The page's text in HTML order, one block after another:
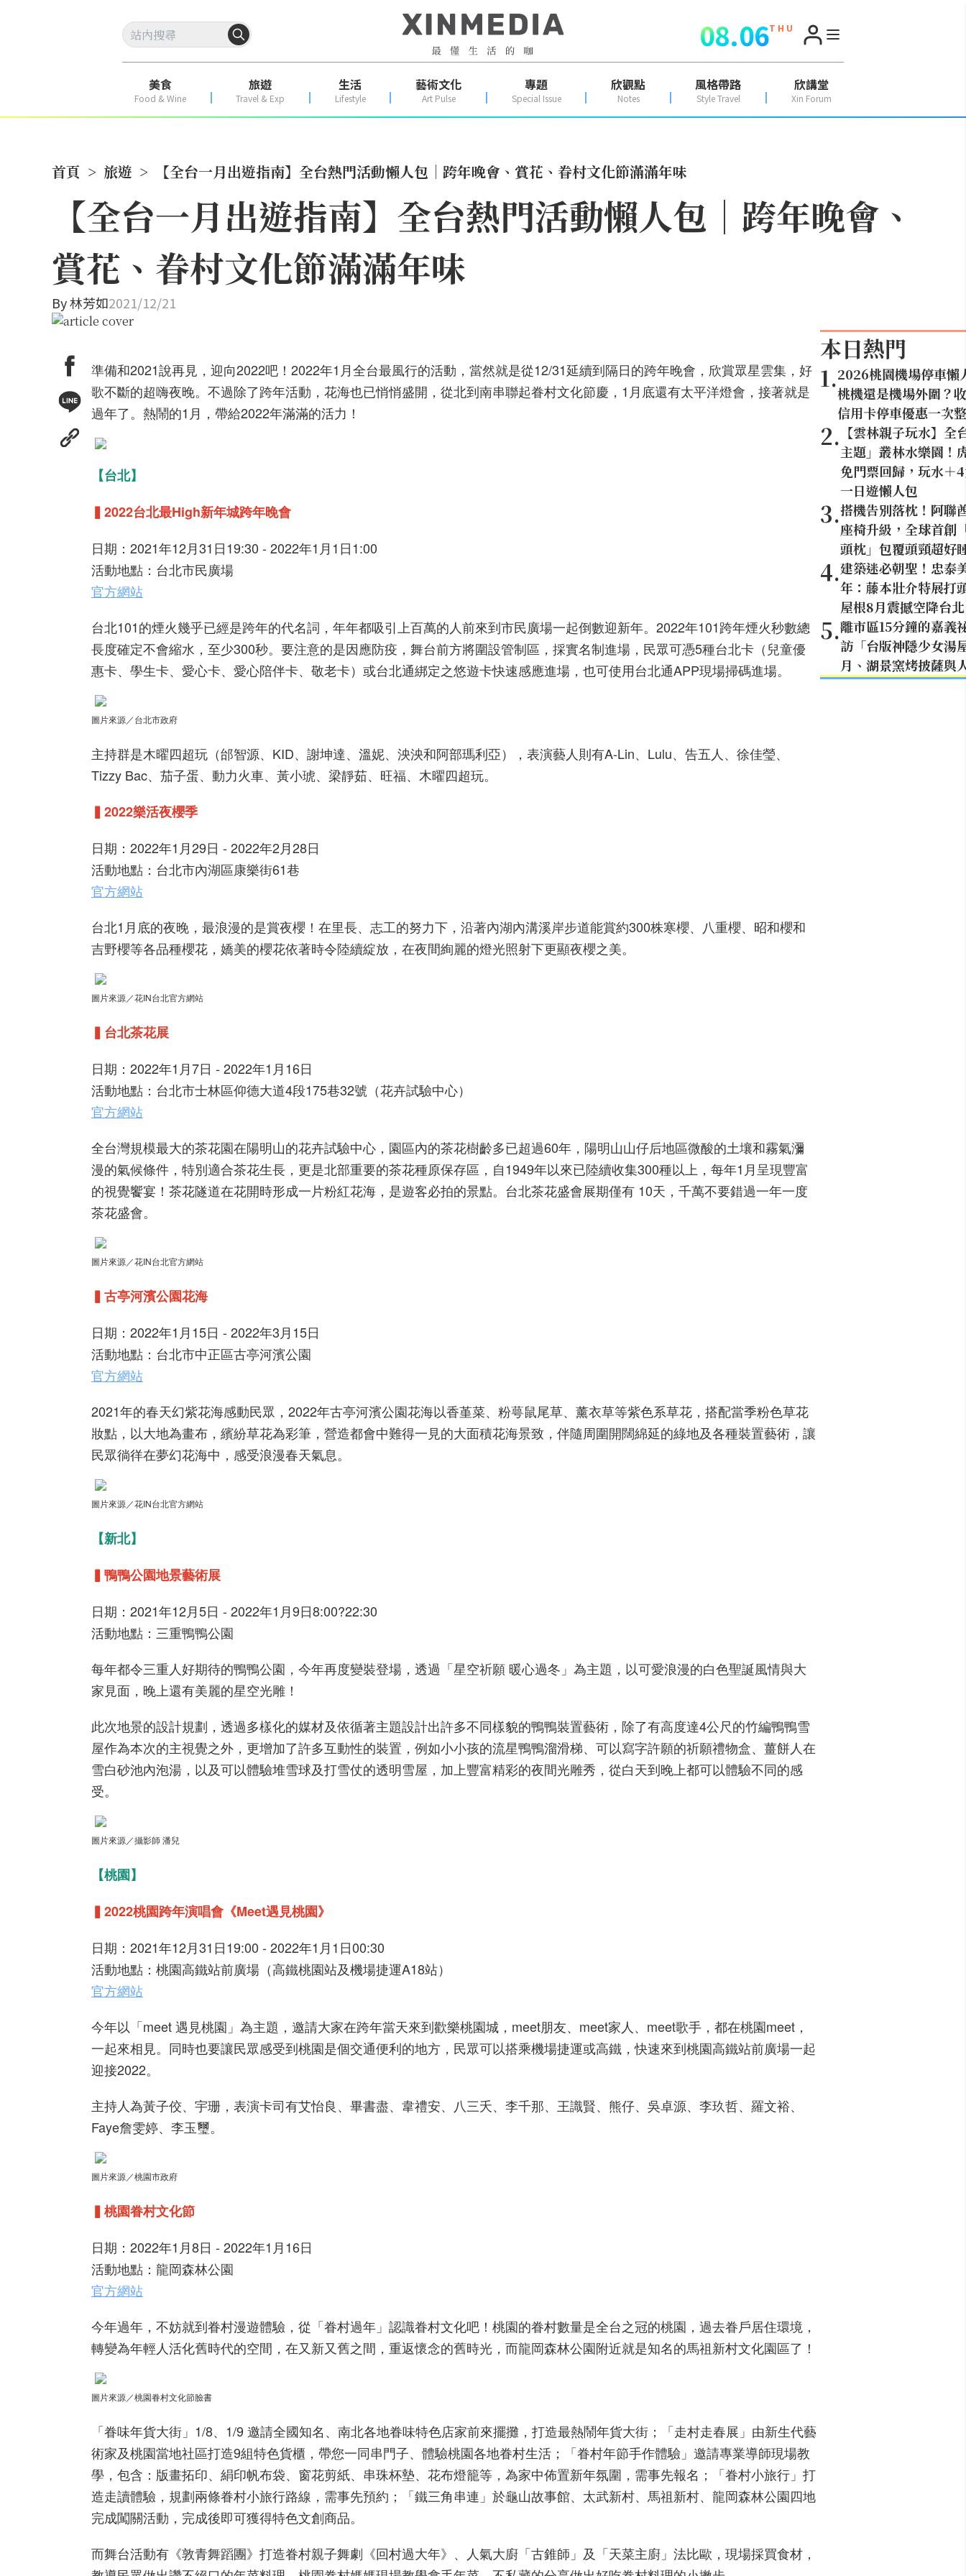
08.06T H U
美食
Food & Wine
旅遊
Travel & Exp
生活
Lifestyle
藝術文化
Art Pulse
專題
Special Issue
欣觀點
Notes
風格帶路
Style Travel
欣講堂
Xin Forum
首頁 > 旅遊 > 【全台一月出遊指南】全台熱門活動懶人包｜跨年晚會、賞花、眷村文化節滿滿年味
【全台一月出遊指南】全台熱門活動懶人包｜跨年晚會、
賞花、眷村文化節滿滿年味
By林芳如2021/12/21
準備和2021說再見，迎向2022吧！2022年1月全台最風行的活動，當然就是從12/31延續到隔日的跨年晚會，欣賞眾星雲集，好
歌不斷的超嗨夜晚。不過除了跨年活動，花海也已悄悄盛開，從北到南串聯起眷村文化節慶，1月底還有太平洋燈會，接著就是
過年了。熱鬧的1月，帶給2022年滿滿的活力！
【台北】
▍2022台北最High新年城跨年晚會
日期：2021年12月31日19:30 - 2022年1月1日1:00
活動地點：台北市民廣場
官方網站
台北101的煙火幾乎已經是跨年的代名詞，年年都吸引上百萬的人前來到市民廣場一起倒數迎新年。2022年101跨年煙火秒數總
長度確定不會縮水，至少300秒。要注意的是因應防疫，舞台前方將圍設管制區，採實名制進場，民眾可憑5種台北卡（兒童優
惠卡、學生卡、愛心卡、愛心陪伴卡、敬老卡）或台北通綁定之悠遊卡快速感應進場，也可使用台北通APP現場掃碼進場。
圖片來源／台北市政府
主持群是木曜四超玩（邰智源、KID、謝坤達、溫妮、泱泱和阿部瑪利亞），表演藝人則有A-Lin、Lulu、告五人、徐佳瑩、
Tizzy Bac、茄子蛋、動力火車、黃小琥、梁靜茹、旺福、木曜四超玩。
▍2022樂活夜櫻季
日期：2022年1月29日 - 2022年2月28日
活動地點：台北市內湖區康樂街61巷
官方網站
台北1月底的夜晚，最浪漫的是賞夜櫻！在里長、志工的努力下，沿著內湖內溝溪岸步道能賞約300株寒櫻、八重櫻、昭和櫻和
吉野櫻等各品種櫻花，嬌美的櫻花依著時令陸續綻放，在夜間絢麗的燈光照射下更顯夜櫻之美。
圖片來源／花IN台北官方網站
▍台北茶花展
日期：2022年1月7日 - 2022年1月16日
活動地點：台北市士林區仰德大道4段175巷32號（花卉試驗中心）
官方網站
全台灣規模最大的茶花園在陽明山的花卉試驗中心，園區內的茶花樹齡多已超過60年，陽明山山仔后地區微酸的土壤和霧氣瀰
漫的氣候條件，特別適合茶花生長，更是北部重要的茶花種原保存區，自1949年以來已陸續收集300種以上，每年1月呈現豐富
的視覺饗宴！茶花隧道在花開時形成一片粉紅花海，是遊客必拍的景點。台北茶花盛會展期僅有 10天，千萬不要錯過一年一度
茶花盛會。
圖片來源／花IN台北官方網站
▍古亭河濱公園花海
日期：2022年1月15日 - 2022年3月15日
活動地點：台北市中正區古亭河濱公園
官方網站
2021年的春天幻紫花海感動民眾，2022年古亭河濱公園花海以香堇菜、粉萼鼠尾草、薰衣草等紫色系草花，搭配當季粉色草花
妝點，以大地為畫布，繽紛草花為彩筆，營造都會中難得一見的大面積花海景致，伴隨周圍開闊綿延的綠地及各種裝置藝術，讓
民眾徜徉在夢幻花海中，感受浪漫春天氣息。
圖片來源／花IN台北官方網站
【新北】
▍鴨鴨公園地景藝術展
日期：2021年12月5日 - 2022年1月9日8:00?22:30
活動地點：三重鴨鴨公園
每年都令三重人好期待的鴨鴨公園，今年再度變裝登場，透過「星空祈願 暖心過冬」為主題，以可愛浪漫的白色聖誕風情與大
家見面，晚上還有美麗的星空光雕！
此次地景的設計規劃，透過多樣化的媒材及依循著主題設計出許多不同樣貌的鴨鴨裝置藝術，除了有高度達4公尺的竹編鴨鴨雪
屋作為本次的主視覺之外，更增加了許多互動性的裝置，例如小小孩的流星鴨鴨溜滑梯、可以寫字許願的祈願禮物盒、薑餅人在
雪白砂池內泡湯，以及可以體驗堆雪球及打雪仗的透明雪屋，加上豐富精彩的夜間光雕秀，從白天到晚上都可以體驗不同的感
受。
圖片來源／攝影師 潘兒
【桃園】
▍2022桃園跨年演唱會《Meet遇見桃園》
日期：2021年12月31日19:00 - 2022年1月1日00:30
活動地點：桃園高鐵站前廣場（高鐵桃園站及機場捷運A18站）
官方網站
今年以「meet 遇見桃園」為主題，邀請大家在跨年當天來到歡樂桃園城，meet朋友、meet家人、meet歌手，都在桃園meet，
一起來相見。同時也要讓民眾感受到桃園是個交通便利的地方，民眾可以搭乘機場捷運或高鐵，快速來到桃園高鐵站前廣場一起
迎接2022。
主持人為黃子佼、宇珊，表演卡司有艾怡良、畢書盡、韋禮安、八三夭、李千那、王識賢、熊仔、吳卓源、李玖哲、羅文裕、
Faye詹雯婷、李玉璽。
圖片來源／桃園市政府
▍桃園眷村文化節
日期：2022年1月8日 - 2022年1月16日
活動地點：龍岡森林公園
官方網站
今年過年，不妨就到眷村漫遊體驗，從「眷村過年」認識眷村文化吧！桃園的眷村數量是全台之冠的桃園，過去眷戶居住環境，
轉變為年輕人活化舊時代的空間，在又新又舊之間，重返懷念的舊時光，而龍岡森林公園附近就是知名的馬祖新村文化園區了！
圖片來源／桃園眷村文化節臉書
「眷味年貨大街」1/8、1/9 邀請全國知名、南北各地眷味特色店家前來擺攤，打造最熱鬧年貨大街；「走村走春展」由新生代藝
術家及桃園當地社區打造9組特色貨櫃，帶您一同串門子、體驗桃園各地眷村生活；「眷村年節手作體驗」邀請專業導師現場教
學，包含：版畫拓印、絹印帆布袋、窗花剪紙、串珠杯墊、花布燈籠等，為家中佈置新年氛圍，需事先報名；「眷村小旅行」打
造走讀體驗，規劃兩條眷村小旅行路線，需事先預約；「鐵三角串連」於龜山故事館、太武新村、馬祖新村、龍岡森林公園四地
完成闖關活動，完成後即可獲得特色文創商品。
而舞台活動有《敦青舞蹈團》打造眷村親子舞劇《回村過大年》、人氣大廚「古錐師」及「天菜主廚」法比歐，現場採買食材，
本日熱門
1.2026桃園機場停車懶
桃機還是機場外圍？
信用卡停車優惠一次
2. 【雲林親子玩水】全
主題」叢林水樂園！
免門票回歸，玩水＋
一日遊懶人包
3.搭機告別落枕！阿聯
座椅升級，全球首
頭枕」包覆頭頸超好
4.建築迷必朝聖！忠泰
年：藤本壯介特展打
屋根8月震撼空降台北
5.離市區15分鐘的嘉義
訪「台版神隱少女湯
月、湖景窯烤披薩與